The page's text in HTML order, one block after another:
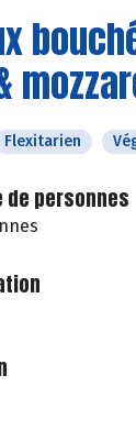
Flexitarien
de personnes